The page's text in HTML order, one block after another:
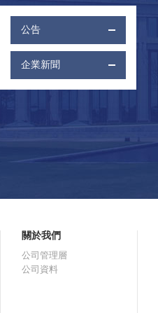
公告
企業新聞
關於我們
公司管理層
公司資料